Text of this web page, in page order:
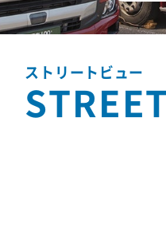
ストリートビュー